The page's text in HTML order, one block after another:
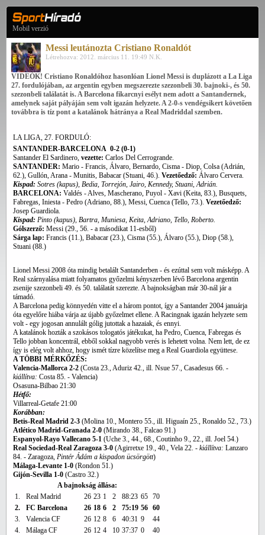
Mobil verzió
Messi leutánozta Cristiano Ronaldót
Létrehozva: 2012. március 11. 19:49 N.K.
VIDEÓK! Cristiano Ronaldóhoz hasonlóan Lionel Messi is duplázott a La Liga
27. fordulójában, az argentin egyben megszerezte szezonbeli 30. bajnoki-, és 50.
szezonbeli találatát is. A Barcelona fikarcnyi esélyt nem adott a Santandernek,
amelynek saját pályáján sem volt igazán helyzete. A 2-0-s vendégsikert követően
továbbra is tíz pont a katalánok hátránya a Real Madriddal szemben.
LA LIGA, 27. FORDULÓ:
SANTANDER-BARCELONA 0-2 (0-1)
Santander El Sardinero, vezette: Carlos Del Cerrogrande.
SANTANDER: Mario - Francis, Álvaro, Bernardo, Cisma - Diop, Colsa (Adrián,
62.), Gullón, Arana - Munitis, Babacar (Stuani, 46.). Vezetőedző: Álvaro Cervera.
Kispad: Sotres (kapus), Bedia, Torrejón, Jairo, Kennedy, Stuani, Adrián.
BARCELONA: Valdés - Alves, Mascherano, Puyol - Xavi (Keita, 83.), Busquets,
Fabregas, Iniesta - Pedro (Adriano, 88.), Messi, Cuenca (Tello, 73.). Vezetőedző:
Josep Guardiola.
Kispad: Pinto (kapus), Bartra, Muniesa, Keita, Adriano, Tello, Roberto.
Gólszerző: Messi (29., 56. - a másodikat 11-esből)
Sárga lap: Francis (11.), Babacar (23.), Cisma (55.), Álvaro (55.), Diop (58.),
Stuani (88.)
Lionel Messi 2008 óta mindig betalált Santanderben - és ezúttal sem volt másképp. A
Real szárnyalása miatt folyamatos győzelmi kényszerben lévő Barcelona argentin
zsenije szezonbeli 49. és 50. találatát szerezte. A bajnokságban már 30-nál jár a
támadó.
A Barcelona pedig könnyedén vitte el a három pontot, így a Santander 2004 januárja
óta egyelőre hiába várja az újabb győzelmet ellene. A Racingnak igazán helyzete sem
volt - egy jogosan annulált gólig jutottak a hazaiak, és ennyi.
A katalánok hozták a szokásos tologatós játékukat, ha Pedro, Cuenca, Fabregas és
Tello jobban koncentrál, ebből sokkal nagyobb verés is lehetett volna. Nem lett, de ez
így is elég volt ahhoz, hogy ismét tízre közelítse meg a Real Guardiola együttese.
A TÖBBI MÉRKŐZÉS:
Valencia-Mallorca 2-2 (Costa 23., Aduriz 42., ill. Nsue 57., Casadesus 66. -
kiállítva: Costa 85. - Valencia)
Osasuna-Bilbao 21:30
Hétfő:
Villarreal-Getafe 21:00
Korábban:
Betis-Real Madrid 2-3 (Molina 10., Montero 55., ill. Higuaín 25., Ronaldo 52., 73.)
Atlético Madrid-Granada 2-0 (Mirando 38., Falcao 91.)
Espanyol-Rayo Vallecano 5-1 (Uche 3., 44., 68., Coutinho 9., 22., ill. Joel 54.)
Real Sociedad-Real Zaragoza 3-0 (Agirretxe 19., 40., Vela 22. - kiállítva: Lanzaro
84. - Zaragoza, Pintér Ádám a kispadon ücsörgött)
Málaga-Levante 1-0 (Rondon 51.)
Gijón-Sevilla 1-0 (Castro 32.)
A bajnokság állása:
1.
Real Madrid 26 23 1 2 88:23 65 70
2.
FC Barcelona 26 18 6 2 75:19 56 60
3.
Valencia CF 26 12 8 6 40:31 9
44
4.
Málaga CF 26 12 4 10 37:37 0
40